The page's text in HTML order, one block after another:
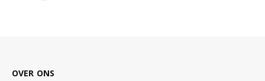
OVER ONS